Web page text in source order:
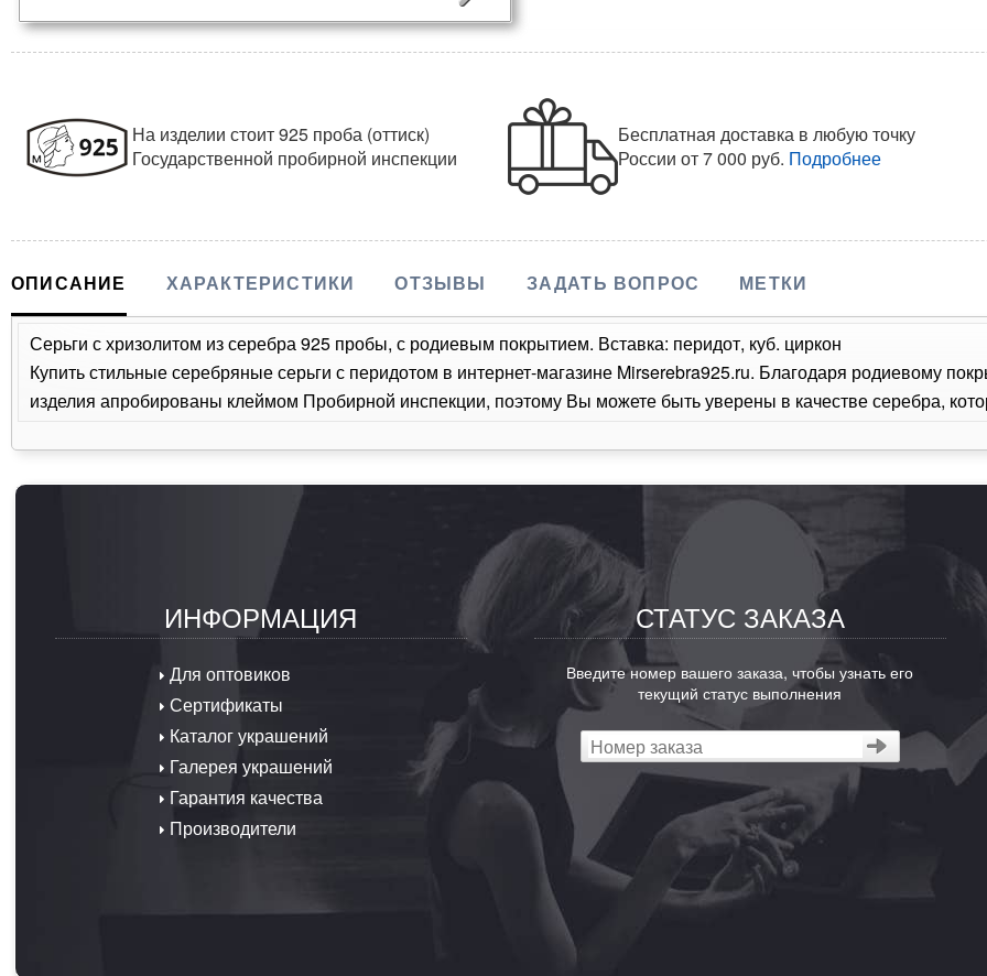
На изделии стоит 925 проба (оттиск)
Государственной пробирной инспекции
Бесплатная доставка в любую точку
Россииот 7 000 руб. Подробнее
ОПИСАНИЕ ХАРАКТЕРИСТИКИ ОТЗЫВЫ ЗАДАТЬ ВОПРОС МЕТКИ
Серьги с хризолитом из серебра 925 пробы, с родиевым покрытием. Вставка: перидот, куб. циркон
Купить стильные серебряные серьги с перидотом в интернет-магазине Mirserebra925.ru. Благодаря родиевому
изделия апробированы клеймом Пробирной инспекции, поэтому Вы можете быть уверены в качестве серебра,
ИНФОРМАЦИЯ
Для оптовиков
Сертификаты
Каталог украшений
Галерея украшений
Гарантия качества
Производители
СТАТУС ЗАКАЗА
Введите номер вашего заказа, чтобы узнать его
текущий статус выполнения